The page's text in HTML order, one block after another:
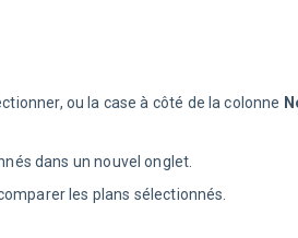
ou la case à côté de la colonne
dans un nouvel onglet.
les plans sélectionnés.